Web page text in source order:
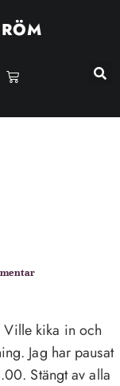
Ville kika in och
Jag har pausat
Stängt av alla